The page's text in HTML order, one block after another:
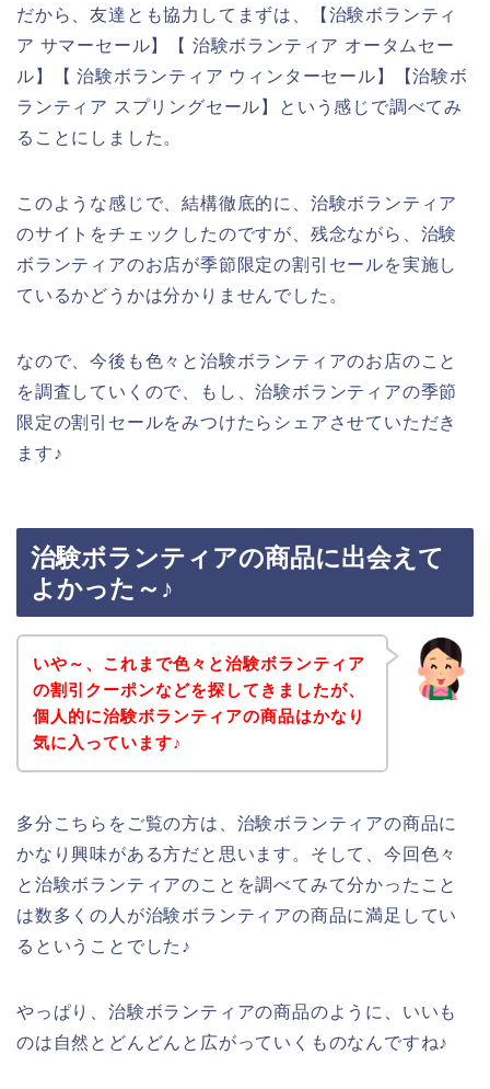
だから、友達とも協力してまずは、【治験ボランティ
ア サマーセール】【 治験ボランティア オータムセー
ル】【 治験ボランティア ウィンターセール】【治験ボ
ランティア スプリングセール】という感じで調べてみ
ることにしました。
このような感じで、結構徹底的に、治験ボランティア
のサイトをチェックしたのですが、残念ながら、治験
ボランティアのお店が季節限定の割引セールを実施し
ているかどうかは分かりませんでした。
なので、今後も色々と治験ボランティアのお店のこと
を調査していくので、もし、治験ボランティアの季節
限定の割引セールをみつけたらシェアさせていただき
ます♪
治験ボランティアの商品に出会えて
よかった～♪
いや～、これまで色々と治験ボランティア
の割引クーポンなどを探してきましたが、
個人的に治験ボランティアの商品はかなり
気に入っています♪
多分こちらをご覧の方は、治験ボランティアの商品に
かなり興味がある方だと思います。そして、今回色々
と治験ボランティアのことを調べてみて分かったこと
は数多くの人が治験ボランティアの商品に満足してい
るということでした♪
やっぱり、治験ボランティアの商品のように、いいも
のは自然とどんどんと広がっていくものなんですね♪